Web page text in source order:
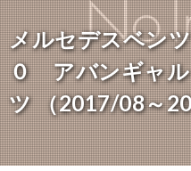
メルセデスベン
０ アバンギャ
ツ （2017/08～